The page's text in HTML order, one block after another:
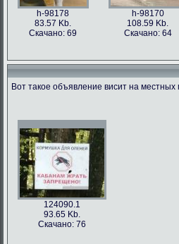
h-98178
83.57 Kb.
Скачано: 69
h-98170
108.59 Kb.
Скачано: 64
h-98176
76.47 Kb.
Скачано: 63
h-98171
187.62 Kb.
Скачано: 66
Вот такое объявление висит на
124090.1
93.65 Kb.
Скачано: 76